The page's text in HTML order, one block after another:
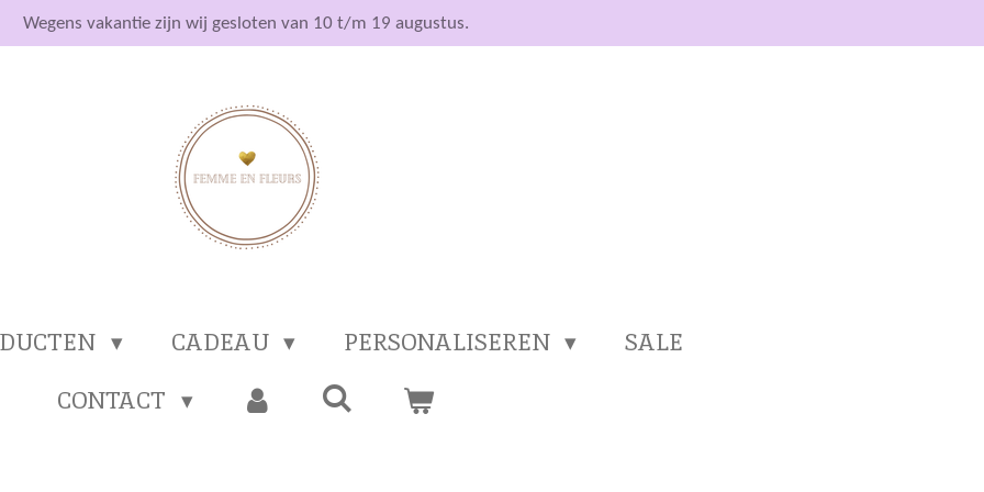
Wegens vakantie zijn wij gesloten van 10 t/m 19 augustus.
CADEAU PERSONALISEREN
SALE
CONTACT